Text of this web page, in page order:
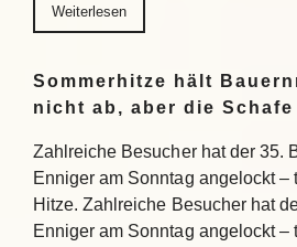
Weiterlesen
Sommerhitze hält
nicht ab, aber die Schafe
Zahlreiche Besucher hat der 35.
Enniger am Sonntag angelockt –
Hitze. Zahlreiche Besucher hat
Enniger am Sonntag angelockt –